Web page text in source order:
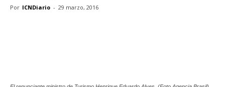
Por ICNDiario - 29 marzo, 2016